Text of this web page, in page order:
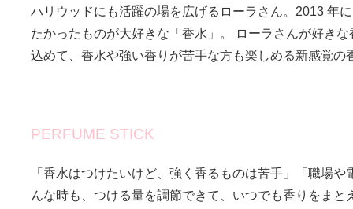
ハリウッドにも活躍の場を広げるローラさん。2013 年
たかったものが大好きな「香水」。 ローラさんが好き
込めて、香水や強い香りが苦手な方も楽しめる新感覚の
PERFUME STICK
「香水はつけたいけど、強く香るものは苦手」「職場
んな時も、つける量を調節できて、いつでも香りをま